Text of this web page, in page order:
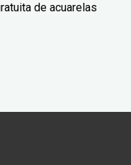
de acuarelas